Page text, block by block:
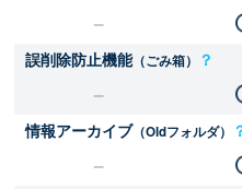
誤削除防止機能（ごみ箱） ？
情報アーカイブ（Oldフォルダ）